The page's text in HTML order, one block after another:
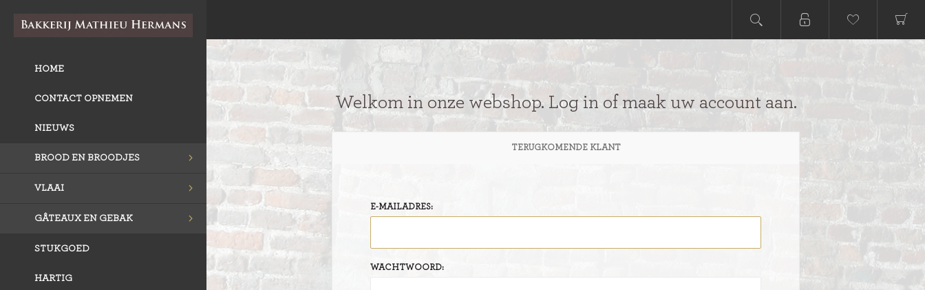
HOME
CONTACT OPNEMEN
NIEUWS
BROOD EN BROODJES
VLAAI
GÂTEAUX EN GEBAK
STUKGOED
HARTIG
Welkom in onze webshop. Log in of maak uw account aan.
TERUGKOMENDE KLANT
E-MAILADRES:
WACHTWOORD: